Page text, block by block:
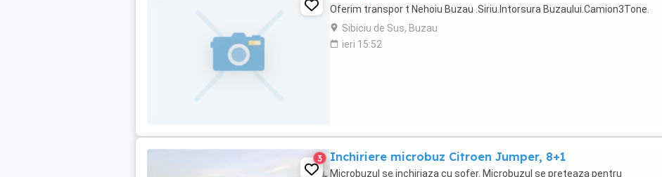
Oferim transpor t Nehoiu Buzau .Siriu.Intorsura Buzaului.Camion3Tone.
Sibiciu de Sus, Buzau
ieri 15:52
3 Inchiriere microbuz Citroen Jumper, 8+1
Microbuzul se inchiriaza cu sofer. Microbuzul se preteaza pentru